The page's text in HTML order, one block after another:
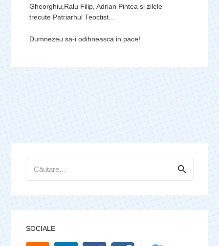
Gheorghiu,Ralu Filip, Adrian Pintea si zilele
trecute Patriarhul Teoctist…
Dumnezeu sa-i odihneasca in pace!
după:
SOCIALE